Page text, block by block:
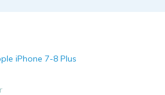
iPhone 7-8 Plus